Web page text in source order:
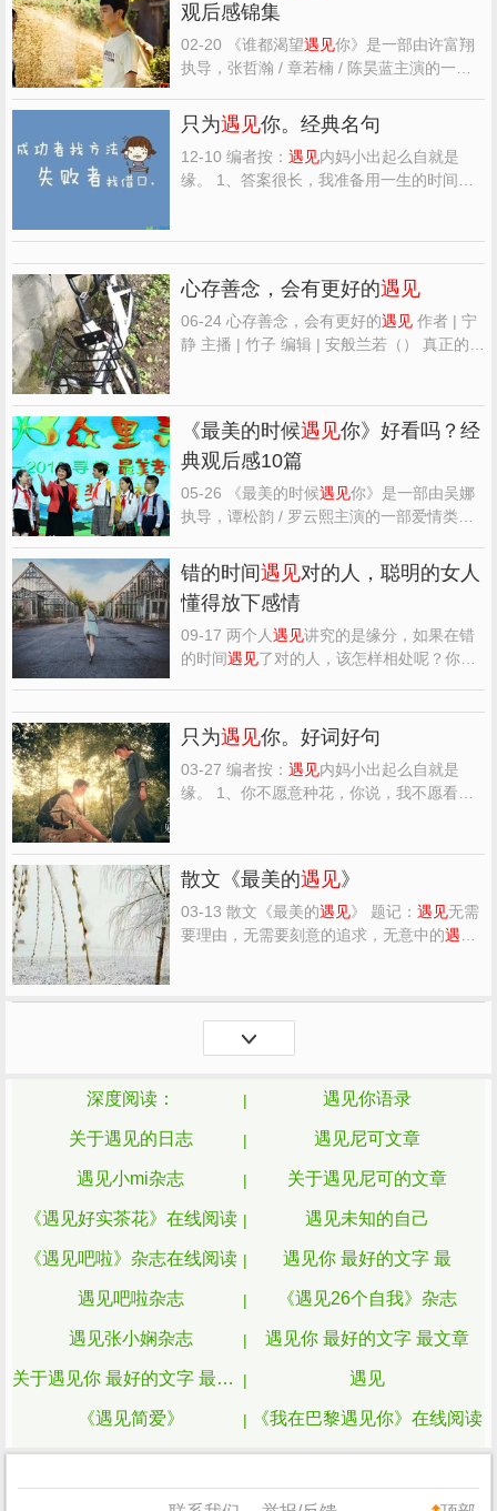
爱着你所爱的世间...
观后感锦集
02-20 《谁都渴望遇见你》是一部由许富翔
执导，张哲瀚 / 章若楠 / 陈昊蓝主演的一部
理的一些观众的观后感，希望对大家能有帮
助。 《谁都渴望
遇见你》精选点评： ●还行
吧，正片没预告那么吸引人 ●小张总好帅
哦，男帅女靓，...
只为遇见你。经典名句
12-10 编者按： 遇见内妈小出起么自就是
缘。 1、答案很长，我准备用一生的时间来
都会有那么一段...
心存善念，会有更好的遇见
06-24 心存善念，会有更好的遇见作者 | 宁
静 主播 | 竹子 编辑 | 安般兰若（） 真正的善
别，居高临下，而是平等的，温暖的，含蓄
的表达。 世...
《最美的时候遇见你》好看吗？经
典观后感10篇
05-26 《最美的时候遇见你》是一部由吴娜
执导，谭松韵 / 罗云熙主演的一部爱情类型
观后感，希望对大家能有帮助。 《最美的时
候遇见
你》观后感(一)：不完美的结局，完
美的回忆。 和大多数人一样，平凡的初恋故
事。青涩真挚的...
错的时间遇见对的人，聪明的女人
懂得放下感情
09-17 两个人遇见讲究的是缘分，如果在错
的时间遇见了对的人，该怎样相处呢？你的
是偶然。但是他可能不能陪你一生，只能陪
你一程。 01 人生如戏，戏如人生，都是按
顺序出场的，错过的...
只为遇见你。好词好句
03-27 编者按： 遇见内妈小出起么自就是
缘。 1、你不愿意种花，你说，我不愿看见
成角落里的一抹守候，你的目光在，我就
在； 你的目光不在...
散文《最美的遇见》
03-13 散文《最美的遇见》 题记： 遇见无需
要理由，无需要刻意的追求，无意中的遇见
见本身就没有值得与不值得。…… 冬天了，
落的雪瓣，漫过柔...
深度阅读： 遇见你语录
关于遇见的日志 遇见尼可文章
遇见小mi杂志 关于遇见尼可的文章
《遇见好实茶花》在线阅读 遇见未知的自己
《遇见吧啦》杂志在线阅读 遇见你 最好的文字 最
遇见吧啦杂志 《遇见26个自我》杂志
遇见张小娴杂志 遇见你 最好的文字 最文章
关于遇见你 最好的文字 最的文章 遇见
《遇见简爱》 《我在巴黎遇见你》在线阅读
《遇见阿叔》杂志在线阅读 我在巴黎遇见你在线阅读